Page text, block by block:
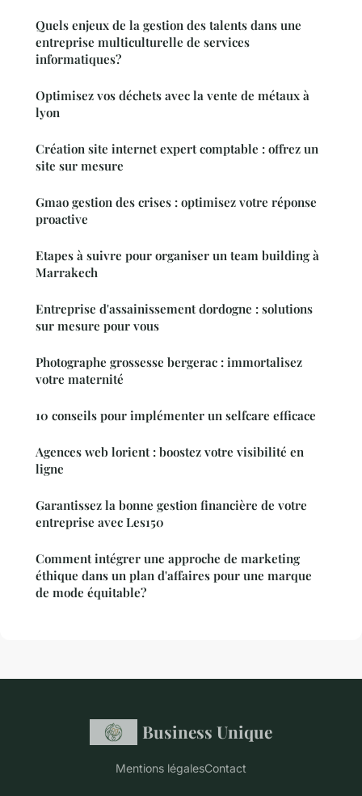
Quels enjeux de la gestion des talents dans une
entreprise multiculturelle de services
informatiques?
Optimisez vos déchets avec la vente de métaux à
lyon
Création site internet expert comptable : offrez un
site sur mesure
Gmao gestion des crises : optimisez votre réponse
proactive
Etapes à suivre pour organiser un team building à
Marrakech
Entreprise d'assainissement dordogne : solutions
sur mesure pour vous
Photographe grossesse bergerac : immortalisez
votre maternité
10 conseils pour implémenter un selfcare efficace
Agences web lorient : boostez votre visibilité en
ligne
Garantissez la bonne gestion financière de votre
entreprise avec Les150
Comment intégrer une approche de marketing
éthique dans un plan d'affaires pour une marque
de mode équitable?
Business Unique
Mentions légalesContact